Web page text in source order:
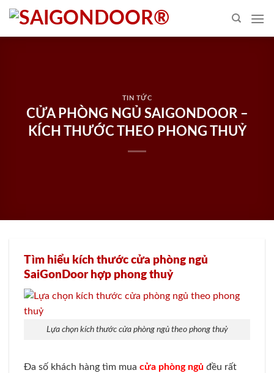
Skip
content
TIN TỨC
CỬA PHÒNG NGỦ SAIGONDOOR –
KÍCH THƯỚC THEO PHONG THUỶ
Tìm hiểu kích thước cửa phòng ngủ
SaiGonDoor hợp phong thuỷ
Lựa chọn kích thước cửa phòng ngủ theo phong thuỷ
Đa số khách hàng tìm mua cửa phòng ngủ đều rất